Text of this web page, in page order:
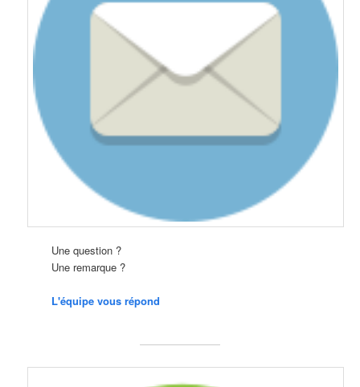
Une question ?
Une remarque ?
L'équipe vous répond